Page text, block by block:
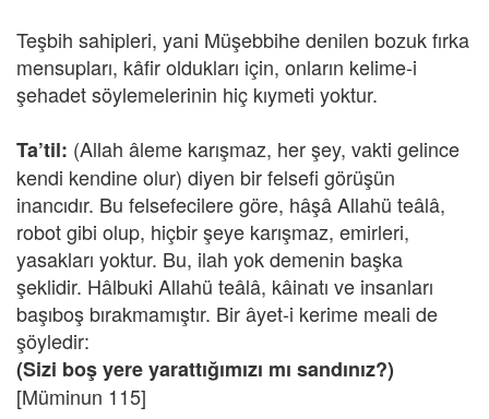
Teşbih sahipleri, yani Müşebbihe denilen bozuk fırka
mensupları, kâfir oldukları için, onların kelime-i
şehadet söylemelerinin hiç kıymeti yoktur.
Ta’til: (Allah âleme karışmaz, her şey, vakti gelince
kendi kendine olur) diyen bir felsefi görüşün
inancıdır. Bu felsefecilere göre, hâşâ Allahü teâlâ,
robot gibi olup, hiçbir şeye karışmaz, emirleri,
yasakları yoktur. Bu, ilah yok demenin başka
şeklidir. Hâlbuki Allahü teâlâ, kâinatı ve insanları
başıboş bırakmamıştır. Bir âyet-i kerime meali de
şöyledir:
(Sizi boş yere yarattığımızı mı sandınız?)
[Müminun 115]